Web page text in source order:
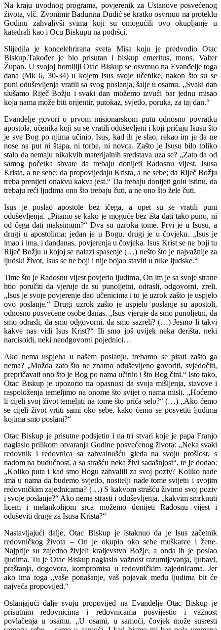
Na kraju uvodnog programa, povjerenik za Ustanove posvećenog
života, vlč. Zvonimir Badurina Dudić se kratko osvrnuo na proteklu
Godinu zahvalivši svima koji su omogućili ovo okupljanje u
katedrali kao i Ocu Biskupu na podršci.
Slijedila je koncelebrirana sveta Misa koju je predvodio Otac
Biskup.Također je bio prisutan i biskup emeritus, mons. Valter
Župan. U svojoj homiliji Otac Biskup se osvrnuo na Evanđelje toga
dana (Mk 6, 30-34) u kojem Isus svoje učenike, nakon što su se
puni oduševljenja vratili sa svog poslanja, šalje u osamu. „Svaki dan
slušamo Riječ Božju i svaki dan možemo izvući bar jednu misao
koja nama može biti orijentir, putokaz, svjetlo, poruka, za taj dan.“
Evanđelje govori o prvom misionarskom putu odnosno povratku
apostola, učenika koji su se vratili oduševljeni i koji pričaju Isusu što
je sve Bog po njima učinio. Isus, kad ih je slao, rekao im je da ne
nose na put ni štapa, ni torbe, ni novca. Zašto je Isusu bilo toliko
stalo da nemaju nikakvih materijalnih sredstava uza se? „Zato da od
samog početka shvate da trebaju donijeti Radosnu vijest, Isusa
Krista, a ne sebe; da propovijedaju Krista, a ne sebe; da Riječ Božju
treba prenijeti onakvu kakva jest.“ Da trebaju donijeti golu istinu, da
trebaju reći ljudima ono što trebaju čuti, a ne ono što žele čuti.
Isus je poslao apostole bez ičega, a opet su se vratili puni
oduševljenja. „Pitamo se kako je moguće bez išta dati tako puno, ni
od čega dati maksimum?“ Dva su uzroka tome. Prvi je u Isusu, a
drugi u apostolima; jedan je u Bogu, drugi je u čovjeku. „Isus je
imao i ima, i dandanas, povjerenja u čovjeka. Isus Krist se ne boji tu
Riječ Božju u kojoj se nalazi spasenje (…) nešto što je najvažnije za
ljudski život, Isus se ne boji i nije bojao staviti u ruke ljudske.“
Time što je Radosnu vijest povjerio ljudima, On im je sa svoje strane
htio poručiti da vjeruje da su punoljetni, odrasli, odgovorni, zreli.
„Isus je svoje povjerenje dao učenicima i to je uzrok zašto je uspjelo
ovo poslanje.“ Drugi uzrok zašto je uspjelo poslanje su apostoli,
odnosno posvećene osobe danas. „Isus vjeruje da smo punoljetni, da
smo odrasli, da smo odgovorni, da smo sazreli? (…) Jesmo li takvi
kakve nas vidi Isus Krist?“ Ili smo još uvijek neka derišta, neki
narcisoidi, neki neodgovorni pojednici…
Ako nema uspjeha u našem poslanju, trebamo se pitati zašto ga
nema? „Možda zato što ne znamo oduševljeno govoriti, svjedočiti,
prepričavati ono što je Bog po nama učinio i što Bog čini.“ Isto tako,
Otac Biskup je upozorio na opasnost da svoja mišljenja, stavove i
raspoloženja temeljimo na onome što svijet o nama misli. „Hoćemo
li cijeli svoj život temeljiti na tome što priča selo?“ (…) „Ako ćemo
se cijeli život vrtiti sami oko sebe, kako ćemo se posvetiti ljudima
kojima smo poslani?“
Otac Biskup je prisutne podsjetio i na tri stvari koje je papa Franjo
naglasio prilikom otvaranja Godine posvećenog života: „Neka svaki
redovnik i redovnica sa zahvalnošću gleda na svoju prošlost, s
nadom na budućnost, a sa strašću neka živi sadašnjost“, te je dodao:
„Koliko puta i kad smo Bogu zahvalili za svoj poziv? Koliko nade
ima u nama da budemo svjetlo, nositelji nade tome svijetu i svojim
redovničkim zajednicama? (…) S kakvom strašću živimo svoj poziv
i svoje poslanje?“ Ako nema strasti i oduševljenja, „kakvim smrknuti
licem i melankolijom srca možemo donijeti Radosnu vijest i
oduševiti druge za Isusa Krista?“
Nastavljajući dalje, Otac Biskup je istaknuo da je Isus začetnik
redovničkog života – On je okupio oko sebe muškarce i žene.
Najprije su zajedno živjeli kraljevstvo Božje, a onda ih je poslao
ljudima. Tu je Otac Biskup naglasio važnost razumijevanja, ljubavi,
praštanja, dogovora, kompromisa u redovničkim zajednicama. Jer
ako ima toga „vaše ponašanje, vaš pojavak među ljudima bit će
najveća propovijed.“
Oslanjajući dalje svoju propovijed na Evanđelje Otac Biskup je
prisutnim redovnicima i redovnicama posvijestio i važnost
povlačenja u osamu. „U osami, u samoći, čovjek može susresti